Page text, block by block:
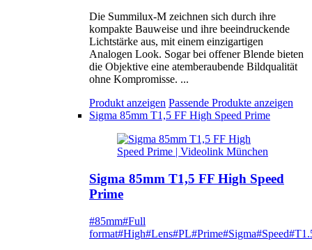
Die Summilux-M zeichnen sich durch ihre
kompakte Bauweise und ihre beeindruckende
Lichtstärke aus, mit einem einzigartigen
Analogen Look. Sogar bei offener Blende bieten
die Objektive eine atemberaubende Bildqualität
ohne Kompromisse. ...
Produkt anzeigen Passende Produkte anzeigen
Sigma 85mm T1,5 FF High Speed Prime
Sigma 85mm T1,5 FF High Speed
Prime
#85mm#Full
format#High#Lens#PL#Prime#Sigma#Speed